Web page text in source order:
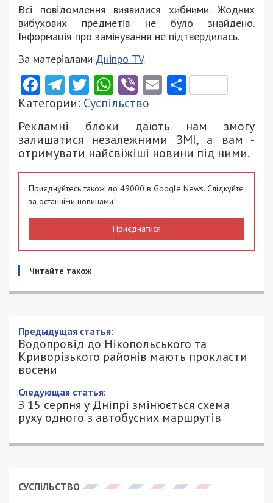
Всі повідомлення виявилися хибними. Жодних
вибухових предметів не було знайдено.
Інформація про замінування не підтвердилась.
За матеріалами Дніпро ТV.
Facebook
Telegram
Twitter
WhatsApp
ViberEmail
Категории: Суспільство
Рекламні блоки дають нам змогу
залишатися незалежними ЗМІ, а вам -
отримувати найсвіжіші новини під ними.
Приєднуйтесь також до 49000 в Google News. Слідкуйте
за останніми новинами!
Приєднатися
Читайте також
Предыдущая статья:
Водопровід до Нікопольського та
Криворізького районів мають прокласти
восени
Следующая статья:
З 15 серпня у Дніпрі змінюється схема
руху одного з автобусних маршрутів
СУСПІЛЬСТВО